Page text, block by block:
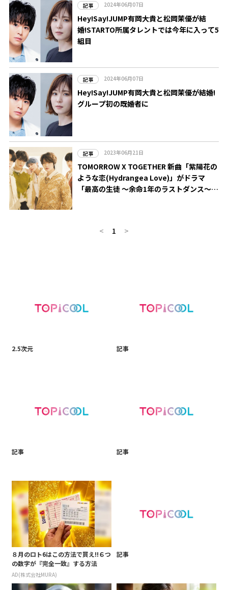
記事 2024年06月07日
Hey!Say!JUMP有岡大貴と松岡茉優が結
婚!STARTO所属タレントでは今年に入って5
組目
記事 2024年06月07日
Hey!Say!JUMP有岡大貴と松岡茉優が結婚!
グループ初の既婚者に
記事 2023年06月21日
TOMORROW X TOGETHER 新曲「紫陽花の
ような恋(Hydrangea Love)」がドラマ
「最高の生徒 ～余命1年のラストダンス～」
< 1 >
2.5次元 記事
記事 記事
８月のロト6はこの方法で買え!!６つ
の数字が『完全一致』する方法
AD(株式会社MURA)
記事